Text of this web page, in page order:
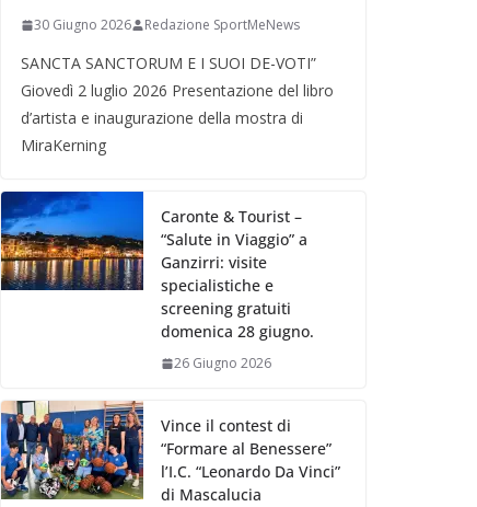
30 Giugno 2026 Redazione SportMeNews
SANCTA SANCTORUM E I SUOI DE-VOTI”
Giovedì 2 luglio 2026 Presentazione del libro
d’artista e inaugurazione della mostra di
MiraKerning
Caronte & Tourist –
“Salute in Viaggio” a
Ganzirri: visite
specialistiche e
screening gratuiti
domenica 28 giugno.
26 Giugno 2026
Vince il contest di
“Formare al Benessere”
l’I.C. “Leonardo Da Vinci”
di Mascalucia